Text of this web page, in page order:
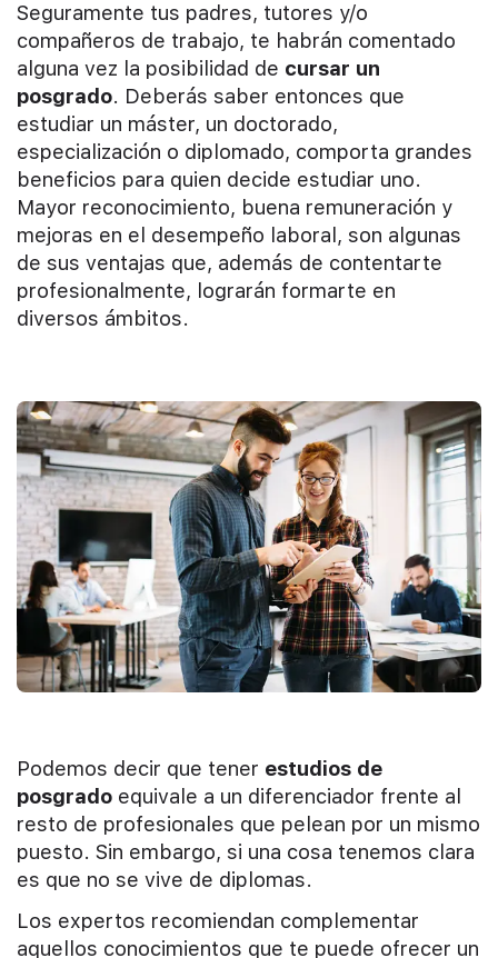
Seguramente tus padres, tutores y/o
compañeros de trabajo, te habrán comentado
alguna vez la posibilidad de cursar un
posgrado. Deberás saber entonces que
estudiar un máster, un doctorado,
especialización o diplomado, comporta grandes
beneficios para quien decide estudiar uno.
Mayor reconocimiento, buena remuneración y
mejoras en el desempeño laboral, son algunas
de sus ventajas que, además de contentarte
profesionalmente, lograrán formarte en
diversos ámbitos.
Podemos decir que tener estudios de
posgrado equivale a un diferenciador frente al
resto de profesionales que pelean por un mismo
puesto. Sin embargo, si una cosa tenemos clara
es que no se vive de diplomas.
Los expertos recomiendan complementar
aquellos conocimientos que te puede ofrecer un